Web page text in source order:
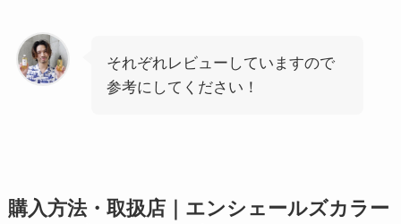
それぞれレビューしていますので
参考にしてください！
購入方法・取扱店｜エンシェールズカラー